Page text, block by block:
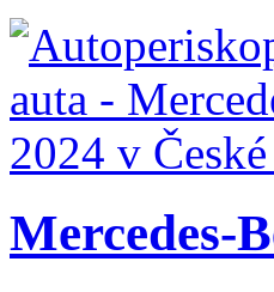
Mercedes-